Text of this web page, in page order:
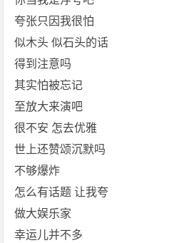
夸张只因我很怕
似木头 似石头的话
得到注意吗
其实怕被忘记
至放大来演吧
很不安 怎去优雅
世上还赞颂沉默吗
不够爆炸
怎么有话题 让我夸
做大娱乐家
幸运儿并不多